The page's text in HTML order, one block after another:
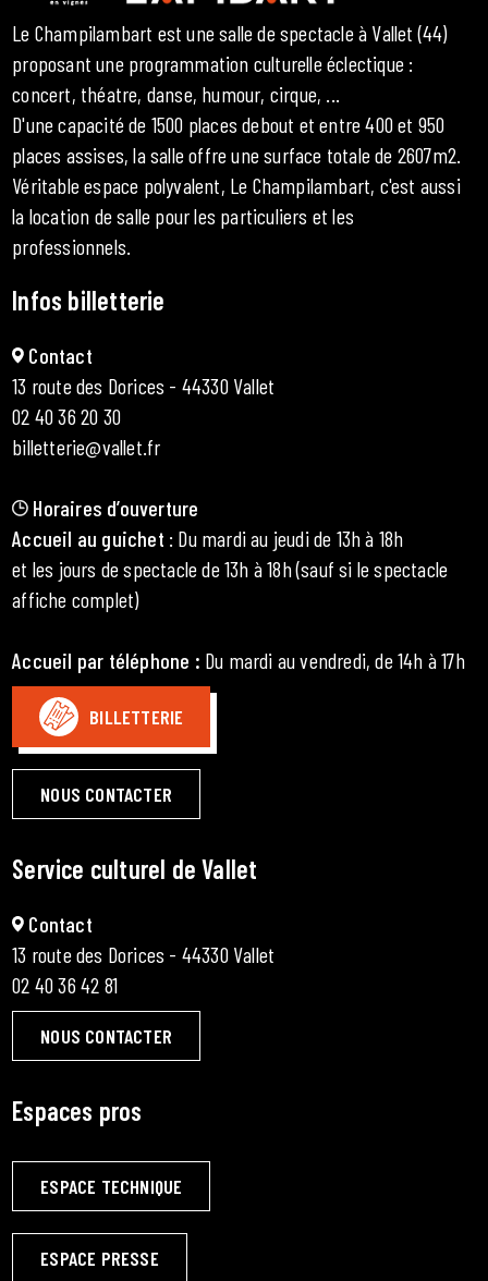
Le Champilambart est une salle de spectacle à Vallet (44)
proposant une programmation culturelle éclectique :
concert, théatre, danse, humour, cirque, ...
D'une capacité de 1500 places debout et entre 400 et 950
places assises, la salle offre une surface totale de 2607m2.
Véritable espace polyvalent, Le Champilambart, c'est aussi
la location de salle pour les particuliers et les
professionnels.
Infos billetterie
Contact
13 route des Dorices - 44330 Vallet
02 40 36 20 30
billetterie@vallet.fr
Horaires d’ouverture
Accueil au guichet : Du mardi au jeudi de 13h à 18h
et les jours de spectacle de 13h à 18h (sauf si le spectacle
affiche complet)
Accueil par téléphone : Du mardi au vendredi, de 14h à 17h
BILLETTERIE
NOUS CONTACTER
Service culturel de Vallet
Contact
13 route des Dorices - 44330 Vallet
02 40 36 42 81
NOUS CONTACTER
Espaces pros
ESPACE TECHNIQUE
ESPACE PRESSE